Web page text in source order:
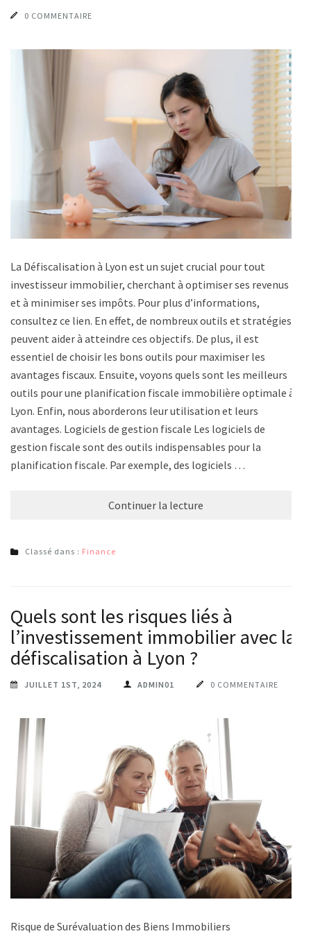
0 COMMENTAIRE
La Défiscalisation à Lyon est un sujet crucial pour tout
investisseur immobilier, cherchant à optimiser ses revenus
et à minimiser ses impôts. Pour plus d’informations,
consultez ce lien. En effet, de nombreux outils et stratégies
peuvent aider à atteindre ces objectifs. De plus, il est
essentiel de choisir les bons outils pour maximiser les
avantages fiscaux. Ensuite, voyons quels sont les meilleurs
outils pour une planification fiscale immobilière optimale à
Lyon. Enfin, nous aborderons leur utilisation et leurs
avantages. Logiciels de gestion fiscale Les logiciels de
gestion fiscale sont des outils indispensables pour la
planification fiscale. Par exemple, des logiciels …
Continuer la lecture
Classé dans : Finance
Quels sont les risques liés à
l’investissement immobilier avec la
défiscalisation à Lyon ?
JUILLET 1ST, 2024 ADMIN01 0 COMMENTAIRE
Risque de Surévaluation des Biens Immobiliers